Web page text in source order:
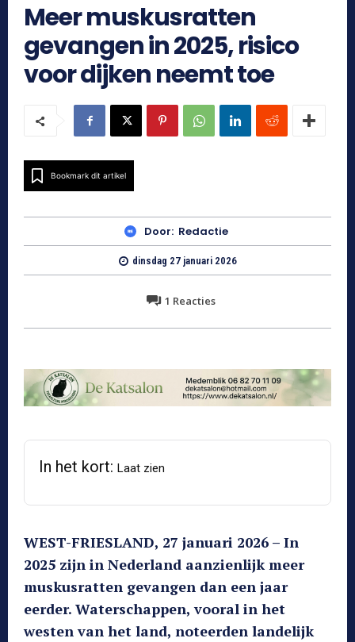
Meer muskusratten
gevangen in 2025, risico
voor dijken neemt toe
Bookmark dit artikel
Door: Redactie
dinsdag 27 januari 2026
1 Reacties
In het kort: Laat zien
WEST-FRIESLAND, 27 januari 2026 – In
2025 zijn in Nederland aanzienlijk meer
muskusratten gevangen dan een jaar
eerder. Waterschappen, vooral in het
westen van het land, noteerden landelijk